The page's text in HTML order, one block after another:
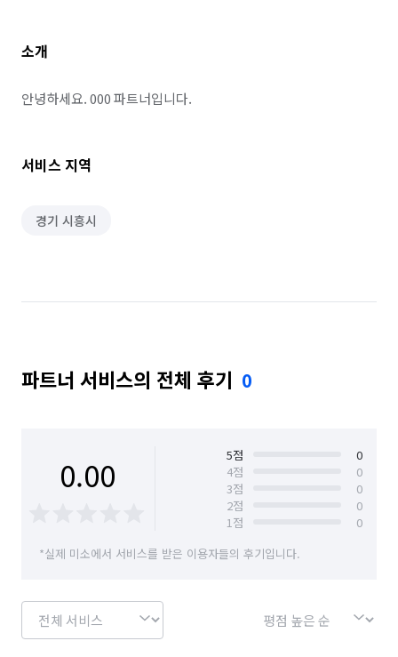
소개
안녕하세요. 000 파트너입니다.
서비스 지역
경기 시흥시
파트너 서비스의 전체 후기 0
0.00 5점
0
4점
0
3점
0
2점
0
1점
0
*실제 미소에서 서비스를 받은 이용자들의 후기입니다.